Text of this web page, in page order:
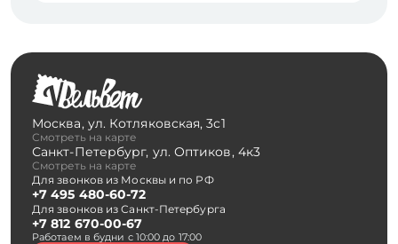
Москва, ул. Котляковская, 3с1
Смотреть на карте
Санкт-Петербург, ул. Оптиков, 4к3
Смотреть на карте
Для звонков из Москвы и по РФ
+7 495 480-60-72
Для звонков из Санкт-Петербурга
+7 812 670-00-67
Работаем в будни с 10:00 до 17:00